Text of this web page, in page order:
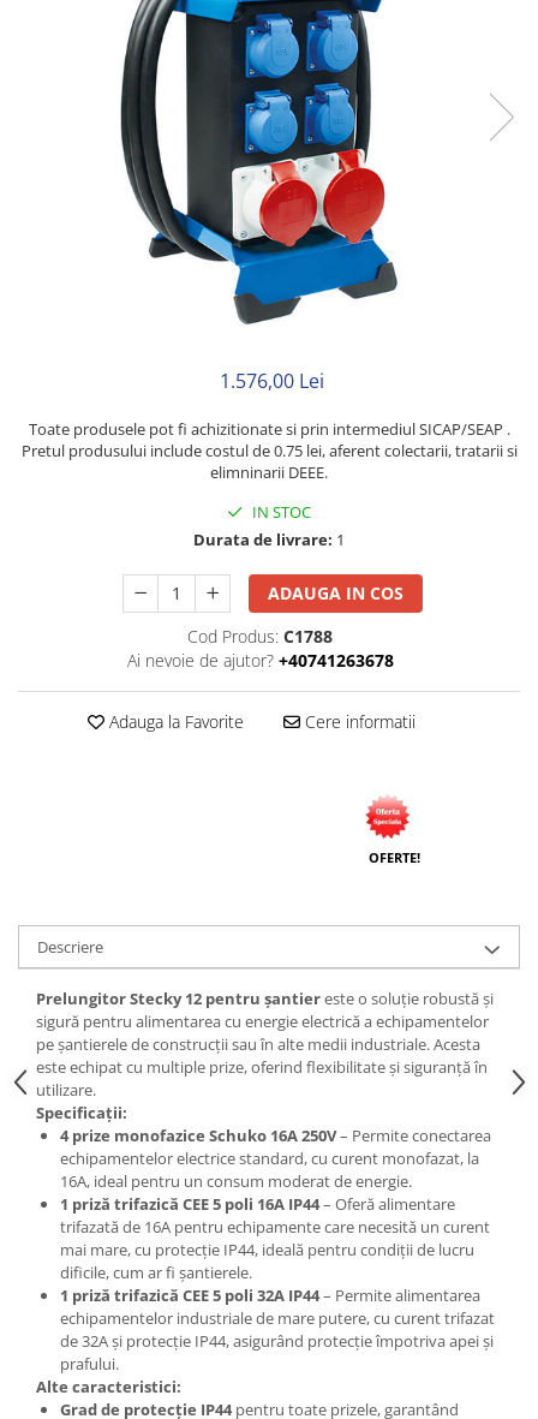
1.576,00 Lei
Toate produsele pot fi achizitionate si prin intermediul SICAP/SEAP .
Pretul produsului include costul de 0.75 lei, aferent colectarii, tratarii si
elimninarii DEEE.
IN STOC
Durata de livrare: 1
ADAUGA IN COS
Cod Produs: C1788
Ai nevoie de ajutor? +40741263678
Adauga la Favorite Cere informatii
OFERTE!
Descriere
Prelungitor Stecky 12 pentru șantiereste o soluție robustă și
sigură pentru alimentarea cu energie electrică a echipamentelor
pe șantierele de construcții sau în alte medii industriale. Acesta
este echipat cu multiple prize, oferind flexibilitate și siguranță în
utilizare.
Specificații:
4 prize monofazice Schuko 16A 250V– Permite conectarea
echipamentelor electrice standard, cu curent monofazat, la
16A, ideal pentru un consum moderat de energie.
1 priză trifazică CEE 5 poli 16A IP44– Oferă alimentare
trifazată de 16A pentru echipamente care necesită un curent
mai mare, cu protecție IP44, ideală pentru condiții de lucru
dificile, cum ar fi șantierele.
1 priză trifazică CEE 5 poli 32A IP44– Permite alimentarea
echipamentelor industriale de mare putere, cu curent trifazat
de 32A și protecție IP44, asigurând protecție împotriva apei și
prafului.
Alte caracteristici:
Grad de protecție IP44pentru toate prizele, garantând